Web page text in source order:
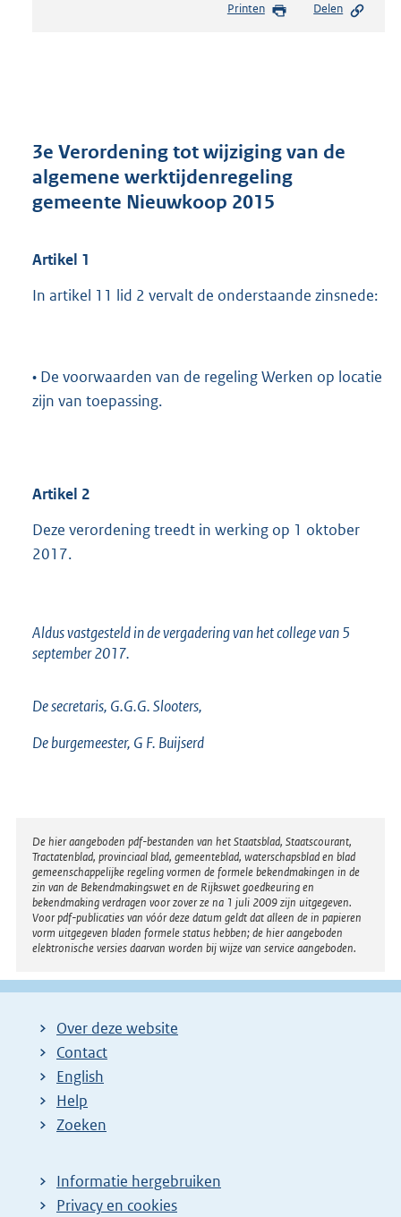
s
r
o
o
t
4
Printen Delen
3e Verordening tot wijziging van de
algemene werktijdenregeling
gemeente Nieuwkoop 2015
Artikel 1
In artikel 11 lid 2 vervalt de onderstaande zinsnede:
• De voorwaarden van de regeling Werken op locatie
zijn van toepassing.
Artikel 2
Deze verordening treedt in werking op 1 oktober
2017.
Aldus vastgesteld in de vergadering van het college van 5
september 2017.
De secretaris, G.G.G. Slooters,
De burgemeester, G F. Buijserd
Disclaimer
De hier aangeboden pdf-bestanden van het Staatsblad, Staatscourant,
Tractatenblad, provinciaal blad, gemeenteblad, waterschapsblad en blad
gemeenschappelijke regeling vormen de formele bekendmakingen in de
zin van de Bekendmakingswet en de Rijkswet goedkeuring en
bekendmaking verdragen voor zover ze na 1 juli 2009 zijn uitgegeven.
Voor pdf-publicaties van vóór deze datum geldt dat alleen de in papieren
vorm uitgegeven bladen formele status hebben; de hier aangeboden
elektronische versies daarvan worden bij wijze van service aangeboden.
Over deze website
Contact
English
Help
Zoeken
Informatie hergebruiken
Privacy en cookies